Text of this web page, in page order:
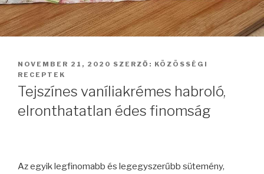
BEKÜLDVE:
NOVEMBER 21, 2020 SZERZŐ: KÖZÖSSÉGI
RECEPTEK
Tejszínes vaníliakrémes habroló,
elronthatatlan édes finomság
Az egyik legfinomabb és legegyszerűbb sütemény,